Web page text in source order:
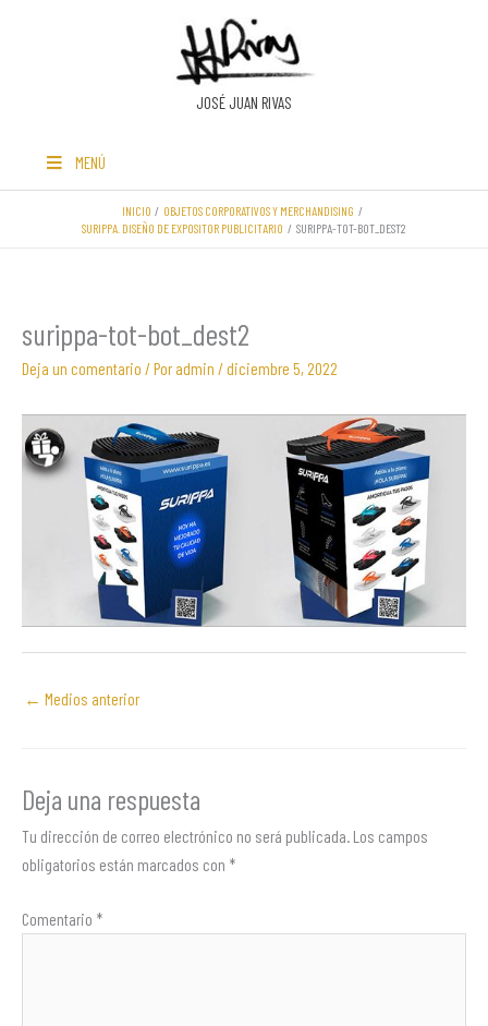
JOSÉ JUAN RIVAS
MENÚ
INICIO
OBJETOS CORPORATIVOS Y MERCHANDISING
SURIPPA. DISEÑO DE EXPOSITOR PUBLICITARIO
SURIPPA-TOT-BOT_DEST2
surippa-tot-bot_dest2
Deja un comentario / Poradmin /diciembre 5, 2022
← Medios anterior
Deja una respuesta
Tu dirección de correo electrónico no será publicada. Los campos
obligatorios están marcados con *
Comentario *